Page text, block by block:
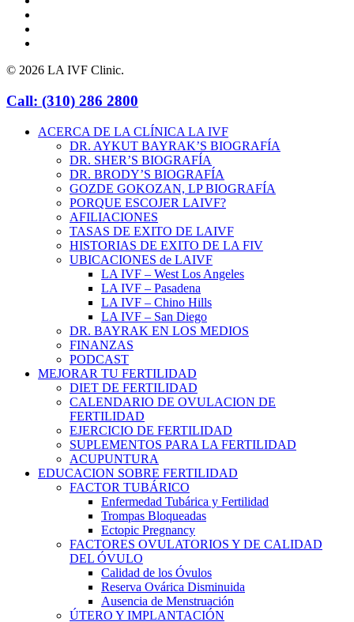
© 2026 LA IVF Clinic.
Close
Call: (310) 286 2800
ACERCA DE LA CLÍNICA LA IVF
DR. AYKUT BAYRAK’S BIOGRAFÍA
DR. SHER’S BIOGRAFÍA
DR. BRODY’S BIOGRAFÍA
GOZDE GOKOZAN, LP BIOGRAFÍA
PORQUE ESCOJER LAIVF?
AFILIACIONES
TASAS DE EXITO DE LAIVF
HISTORIAS DE EXITO DE LA FIV
UBICACIONES de LAIVF
LA IVF – West Los Angeles
LA IVF – Pasadena
LA IVF – Chino Hills
LA IVF – San Diego
DR. BAYRAK EN LOS MEDIOS
FINANZAS
PODCAST
MEJORAR TU FERTILIDAD
DIET DE FERTILIDAD
CALENDARIO DE OVULACION DE
FERTILIDAD
EJERCICIO DE FERTILIDAD
SUPLEMENTOS PARA LA FERTILIDAD
ACUPUNTURA
EDUCACION SOBRE FERTILIDAD
FACTOR TUBÁRICO
Enfermedad Tubárica y Fertilidad
Trompas Bloqueadas
Ectopic Pregnancy
FACTORES OVULATORIOS Y DE CALIDAD
DEL ÓVULO
Calidad de los Óvulos
Reserva Ovárica Disminuida
Ausencia de Menstruación
ÚTERO Y IMPLANTACIÓN